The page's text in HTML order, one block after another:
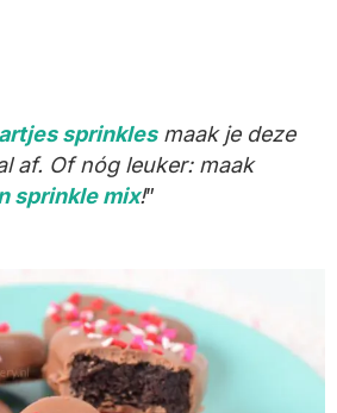
sprinklesmaak je deze
af. Of nóg leuker: maak
sprinkle mix!